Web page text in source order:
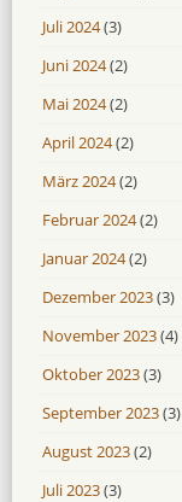
Juli 2024(3)
Juni 2024(2)
Mai 2024(2)
April 2024(2)
März 2024(2)
Februar 2024(2)
Januar 2024(2)
Dezember 2023(3)
November 2023(4)
Oktober 2023(3)
September 2023(3)
August 2023(2)
Juli 2023(3)